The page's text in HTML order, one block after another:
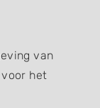
van
het